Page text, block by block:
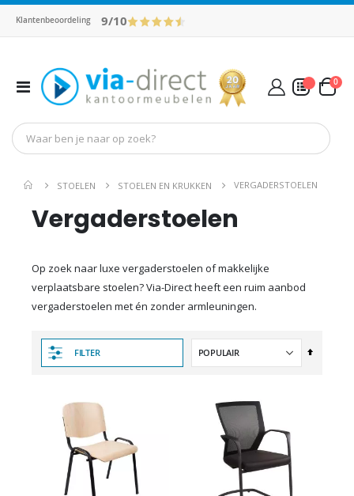
Klantenbeoordeling 9/10
Toggle
Nav
Cart
0
STOELEN STOELEN EN KRUKKEN VERGADERSTOELEN
Vergaderstoelen
Op zoek naar luxe vergaderstoelen of makkelijke
verplaatsbare stoelen? Via-Direct heeft een ruim aanbod
vergaderstoelen met én zonder armleuningen.
FILTER
Van